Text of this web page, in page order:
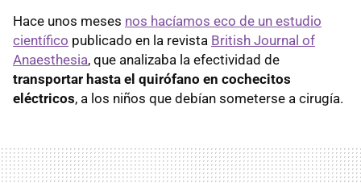
Hace unos meses nos hacíamos eco de un estudio
científico publicado en la revista British Journal of
Anaesthesia, que analizaba la efectividad de
transportar hasta el quirófano en cochecitos
eléctricos, a los niños que debían someterse a cirugía.